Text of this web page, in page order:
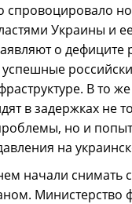
спровоцировало
Украины и
о дефиците
успешные
В то
в задержках не
но и
на
начали снимать